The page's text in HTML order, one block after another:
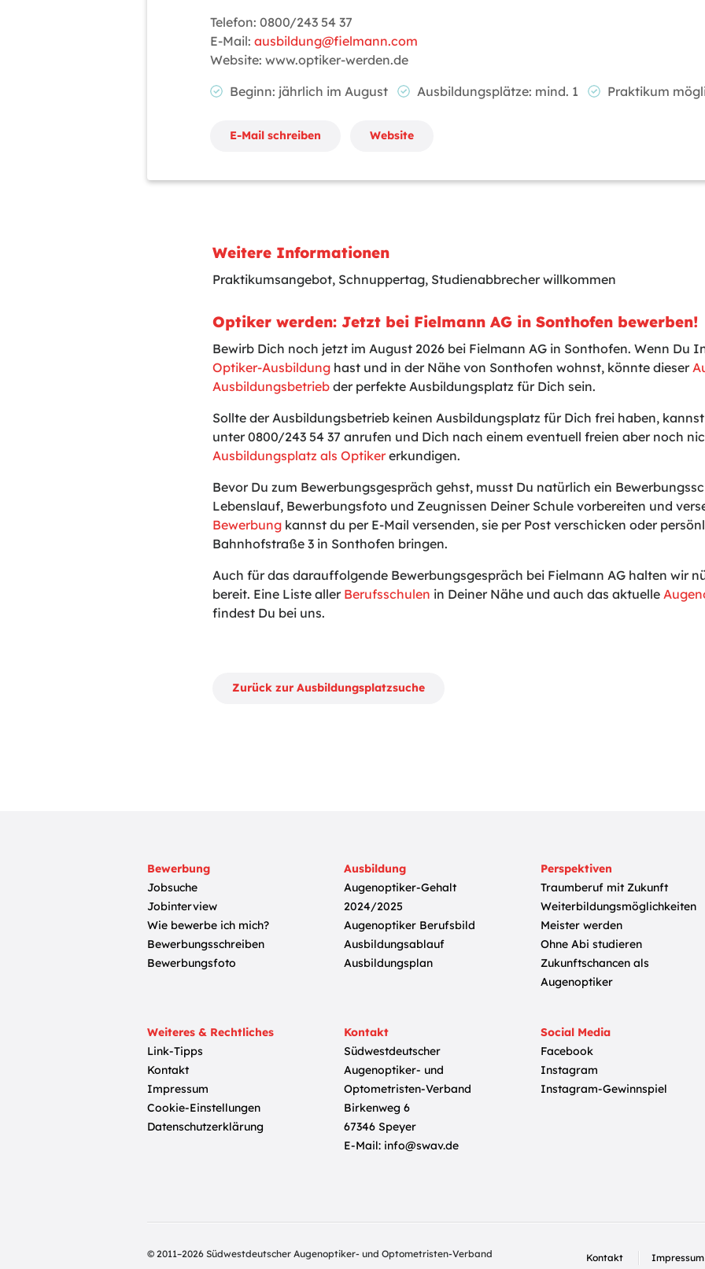
Telefon: 0800/243 54 37
E-Mail: ausbildung@fielmann.com
Website: www.optiker-werden.de
Beginn: jährlich im August
Ausbildungsplätze: mind. 1 Praktikum
E-Mail schreiben Website
Weitere Informationen
Praktikumsangebot, Schnuppertag, Studienabbrecher willkommen
Optiker werden: Jetzt bei Fielmann AG in Sonthofen bewerben!
Bewirb Dich noch jetzt im August 2026 bei Fielmann AG in Sonthofen. Wenn Du
Optiker-Ausbildung hast und in der Nähe von Sonthofen wohnst, könnte dieser
Ausbildungsbetrieb der perfekte Ausbildungsplatz für Dich sein.
Sollte der Ausbildungsbetrieb keinen Ausbildungsplatz für Dich frei haben,
unter 0800/243 54 37 anrufen und Dich nach einem eventuell freien aber noch
Ausbildungsplatz als Optiker erkundigen.
Bevor Du zum Bewerbungsgespräch gehst, musst Du natürlich ein
Lebenslauf, Bewerbungsfoto und Zeugnissen Deiner Schule vorbereiten und
Bewerbung kannst du per E-Mail versenden, sie per Post verschicken oder
Bahnhofstraße 3 in Sonthofen bringen.
Auch für das darauffolgende Bewerbungsgespräch bei Fielmann AG halten wir
bereit. Eine Liste aller Berufsschulen in Deiner Nähe und auch das aktuelle
findest Du bei uns.
Zurück zur Ausbildungsplatzsuche
Bewerbung
Jobsuche
Jobinterview
Wie bewerbe ich mich?
Bewerbungsschreiben
Bewerbungsfoto
Ausbildung
Augenoptiker-Gehalt
2024/2025
Augenoptiker Berufsbild
Ausbildungsablauf
Ausbildungsplan
Perspektiven
Traumberuf mit Zukunft
Weiterbildungsmöglichkeiten
Meister werden
Ohne Abi studieren
Zukunftschancen als
Augenoptiker
Weiteres & Rechtliches
Link-Tipps
Kontakt
Impressum
Cookie-Einstellungen
Datenschutzerklärung
Kontakt
Südwestdeutscher
Augenoptiker- und
Optometristen-Verband
Birkenweg 6
67346 Speyer
E-Mail: info@swav.de
Social Media
Facebook
Instagram
Instagram-Gewinnspiel
© 2011–2026 Südwestdeutscher Augenoptiker- und Optometristen-Verband Kontakt Impressum